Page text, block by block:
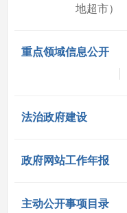
地超市）
重点领域信息公开
法治政府建设
政府网站工作年报
主动公开事项目录